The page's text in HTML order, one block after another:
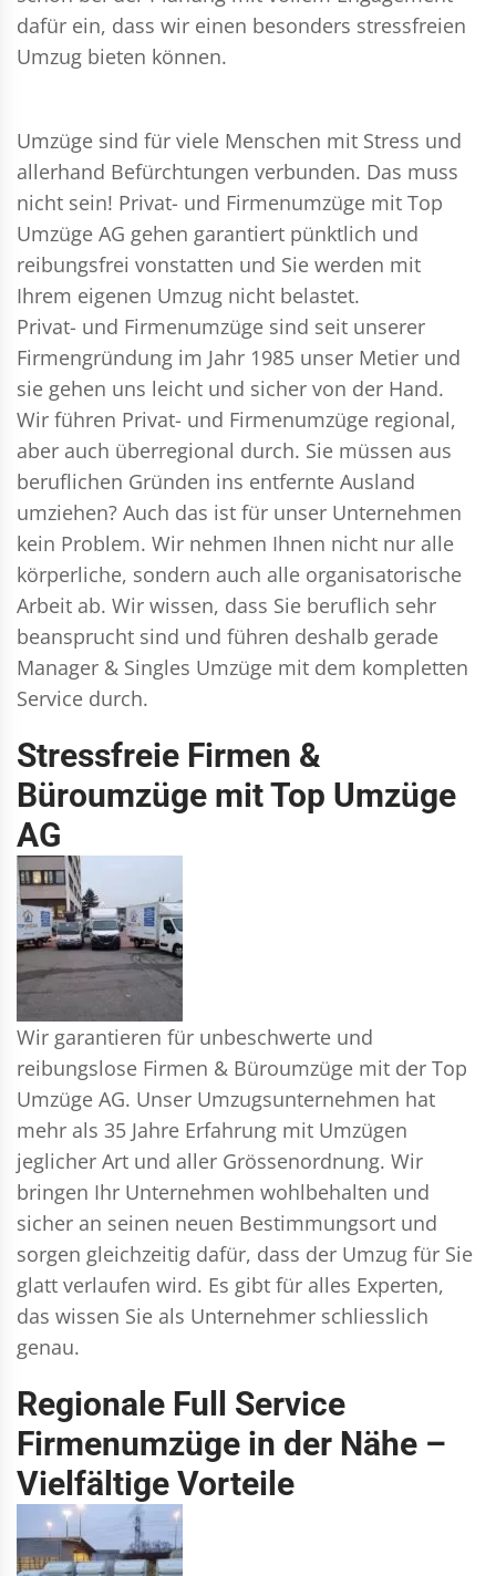
dafür ein, dass wir einen besonders stressfreien
Umzug bieten können.
Umzüge sind für viele Menschen mit Stress und
allerhand Befürchtungen verbunden. Das muss
nicht sein! Privat- und Firmenumzüge mit Top
Umzüge AG gehen garantiert pünktlich und
reibungsfrei vonstatten und Sie werden mit
Ihrem eigenen Umzug nicht belastet.
Privat- und Firmenumzüge sind seit unserer
Firmengründung im Jahr 1985 unser Metier und
sie gehen uns leicht und sicher von der Hand.
Wir führen Privat- und Firmenumzüge regional,
aber auch überregional durch. Sie müssen aus
beruflichen Gründen ins entfernte Ausland
umziehen? Auch das ist für unser Unternehmen
kein Problem. Wir nehmen Ihnen nicht nur alle
körperliche, sondern auch alle organisatorische
Arbeit ab. Wir wissen, dass Sie beruflich sehr
beansprucht sind und führen deshalb gerade
Manager & Singles Umzüge mit dem kompletten
Service durch.
Stressfreie Firmen &
Büroumzüge mit Top Umzüge
AG
Wir garantieren für unbeschwerte und
reibungslose Firmen & Büroumzüge mit der Top
Umzüge AG. Unser Umzugsunternehmen hat
mehr als 35 Jahre Erfahrung mit Umzügen
jeglicher Art und aller Grössenordnung. Wir
bringen Ihr Unternehmen wohlbehalten und
sicher an seinen neuen Bestimmungsort und
sorgen gleichzeitig dafür, dass der Umzug für Sie
glatt verlaufen wird. Es gibt für alles Experten,
das wissen Sie als Unternehmer schliesslich
genau.
Regionale Full Service
Firmenumzüge in der Nähe –
Vielfältige Vorteile